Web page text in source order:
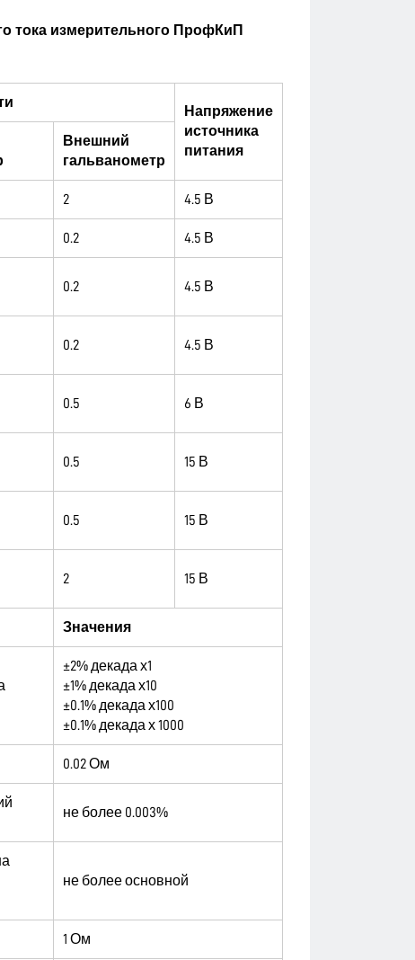
тока измерительного ПрофКиП
Напряжение
источника
питания
Внешний
гальванометр
2 4.5 В
0.2 4.5 В
0.2 4.5 В
0.2 4.5 В
0.5 6 В
0.5 15 В
0.5 15 В
2 15 В
Значения
±2% декада х1
±1% декада х10
±0.1% декада х100
±0.1% декада х 1000
0.02 Ом
не более 0.003%
не более основной
1 Ом